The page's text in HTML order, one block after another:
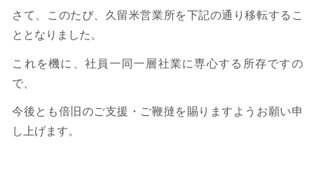
さて、このたび、久留米営業所を下記の通り移転するこ
ととなりました。
これを機に、社員一同一層社業に専心する所存ですの
で、
今後とも倍旧のご支援・ご鞭撻を賜りますようお願い申
し上げます。